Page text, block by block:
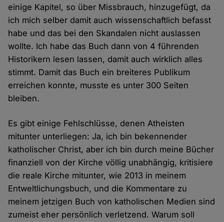
einige Kapitel, so über Missbrauch, hinzugefügt, da
ich mich selber damit auch wissenschaftlich befasst
habe und das bei den Skandalen nicht auslassen
wollte. Ich habe das Buch dann von 4 führenden
Historikern lesen lassen, damit auch wirklich alles
stimmt. Damit das Buch ein breiteres Publikum
erreichen konnte, musste es unter 300 Seiten
bleiben.
Es gibt einige Fehlschlüsse, denen Atheisten
mitunter unterliegen: Ja, ich bin bekennender
katholischer Christ, aber ich bin durch meine Bücher
finanziell von der Kirche völlig unabhängig, kritisiere
die reale Kirche mitunter, wie 2013 in meinem
Entweltlichungsbuch, und die Kommentare zu
meinem jetzigen Buch von katholischen Medien sind
zumeist eher persönlich verletzend. Warum soll